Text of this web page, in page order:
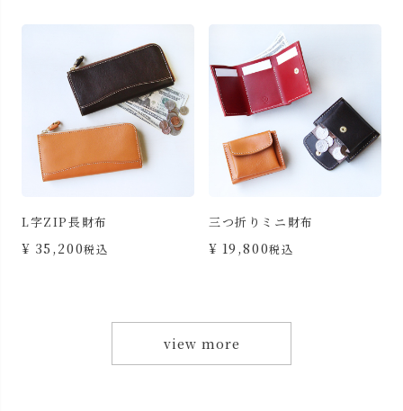
L字ZIP長財布
¥ 35,200税込
三つ折りミニ財布
¥ 19,800税込
view more